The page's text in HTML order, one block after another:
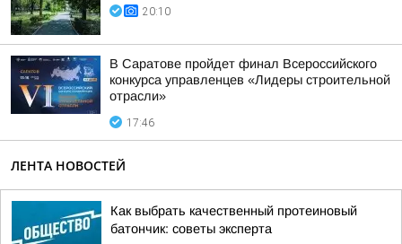
20:10
В Саратове пройдет финал Всероссийского
конкурса управленцев «Лидеры строительной
отрасли»
17:46
ЛЕНТА НОВОСТЕЙ
Как выбрать качественный протеиновый
батончик: советы эксперта